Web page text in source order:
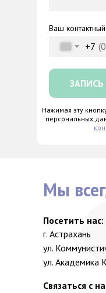
Ваш
+7
Нажимая эту
персональных
Мы
г. Астрахань
ул.
ул. Академика
Посетить нас:
Связаться с